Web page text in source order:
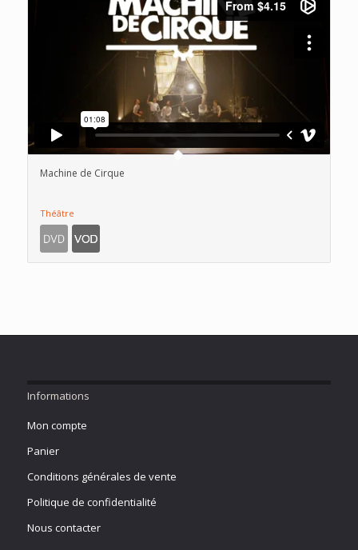
Machine de Cirque
Théâtre
Informations
Mon compte
Panier
Conditions générales de vente
Politique de confidentialité
Nous contacter